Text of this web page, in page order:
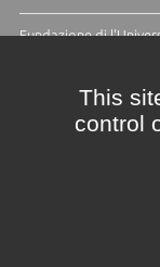
Fundazione di
Crédits et mentions
This
control